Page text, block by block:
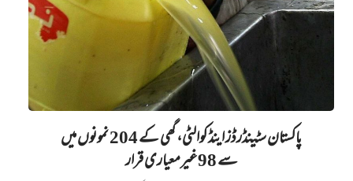
پاکستان سٹینڈرڈز اینڈ کوالٹی، گھی کے 204 نمونوں میں‌
سے 98 غیرمعیاری قرار